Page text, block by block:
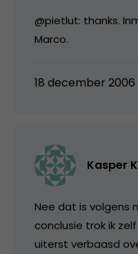
@pietlut: thanks.
Marco.
18 december 2006
Kasper
Nee dat is volgens
conclusie trok ik
uiterst verbaasd